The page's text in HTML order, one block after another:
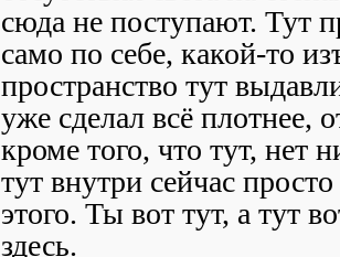
сюда не поступают. Тут
само по себе, какой-то
пространство тут
уже сделал всё плотнее,
кроме того, что тут, нет
тут внутри сейчас
этого. Ты вот тут, а тут
здесь.